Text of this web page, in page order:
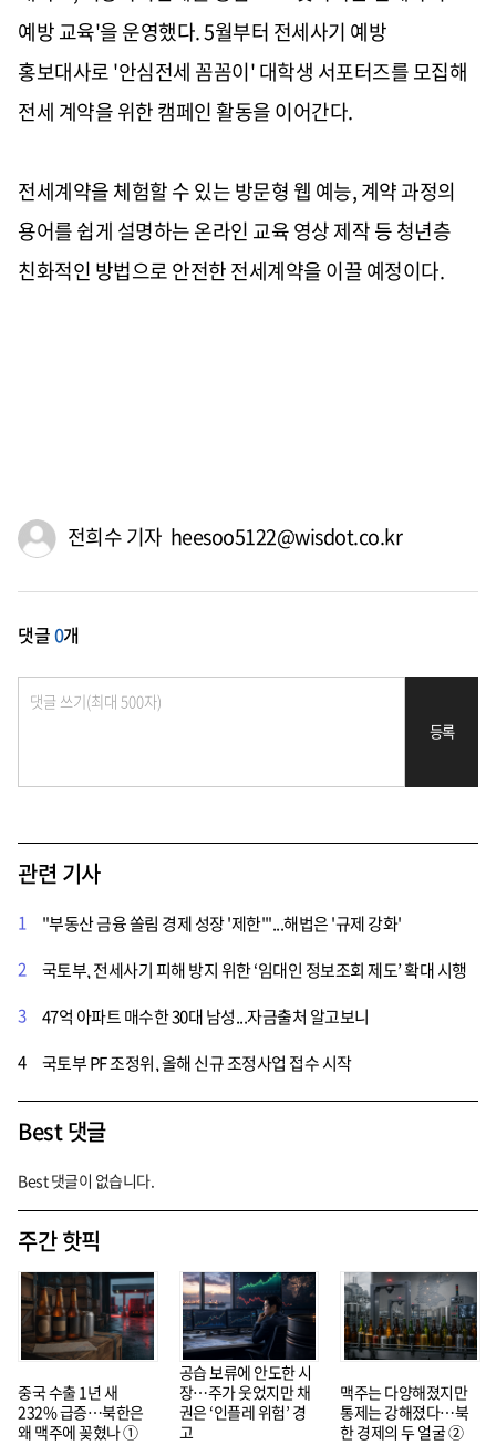
예방 교육'을 운영했다. 5월부터 전세사기 예방
홍보대사로 '안심전세 꼼꼼이' 대학생 서포터즈를 모집해
전세 계약을 위한 캠페인 활동을 이어간다.
전세계약을 체험할 수 있는 방문형 웹 예능, 계약 과정의
용어를 쉽게 설명하는 온라인 교육 영상 제작 등 청년층
친화적인 방법으로 안전한 전세계약을 이끌 예정이다.
전희수 기자 heesoo5122@wisdot.co.kr
댓글0개
등록
관련 기사
1
"부동산 금융 쏠림 경제 성장 '제한'"...해법은 '규제 강화'
2
국토부, 전세사기 피해 방지 위한 ‘임대인 정보조회 제도’ 확대 시행
3
47억 아파트 매수한 30대 남성...자금출처 알고보니
4
국토부 PF 조정위, 올해 신규 조정사업 접수 시작
Best 댓글
Best 댓글이 없습니다.
주간 핫픽
중국 수출 1년 새
232% 급증…북한은
왜 맥주에 꽂혔나 ①
공습 보류에 안도한 시
장…주가 웃었지만 채
권은 ‘인플레 위험’ 경
고
맥주는 다양해졌지만
통제는 강해졌다…북
한 경제의 두 얼굴 ②